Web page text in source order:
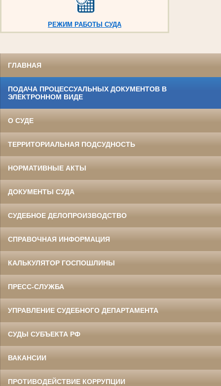
РЕЖИМ РАБОТЫ СУДА
ГЛАВНАЯ
ПОДАЧА ПРОЦЕССУАЛЬНЫХ ДОКУМЕНТОВ В
ЭЛЕКТРОННОМ ВИДЕ
О СУДЕ
ТЕРРИТОРИАЛЬНАЯ ПОДСУДНОСТЬ
НОРМАТИВНЫЕ АКТЫ
ДОКУМЕНТЫ СУДА
СУДЕБНОЕ ДЕЛОПРОИЗВОДСТВО
СПРАВОЧНАЯ ИНФОРМАЦИЯ
КАЛЬКУЛЯТОР ГОСПОШЛИНЫ
ПРЕСС-СЛУЖБА
УПРАВЛЕНИЕ СУДЕБНОГО ДЕПАРТАМЕНТА
СУДЫ СУБЪЕКТА РФ
ВАКАНСИИ
ПРОТИВОДЕЙСТВИЕ КОРРУПЦИИ